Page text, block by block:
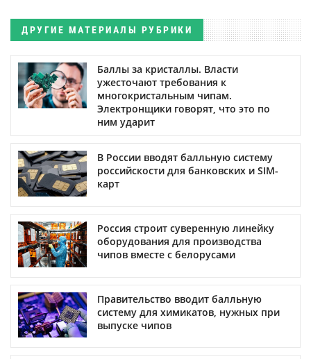
ДРУГИЕ МАТЕРИАЛЫ РУБРИКИ
Баллы за кристаллы. Власти
ужесточают требования к
многокристальным чипам.
Электронщики говорят, что это по
ним ударит
В России вводят балльную систему
российскости для банковских и SIM-
карт
Россия строит суверенную линейку
оборудования для производства
чипов вместе с белорусами
Правительство вводит балльную
систему для химикатов, нужных при
выпуске чипов